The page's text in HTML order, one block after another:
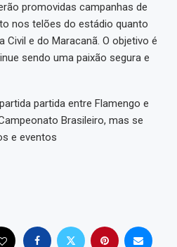
promovidas campanhas de
nos telões do estádio quanto
Civil e do Maracanã. O objetivo é
sendo uma paixão segura e
partida entre Flamengo e
Brasileiro, mas se
e eventos